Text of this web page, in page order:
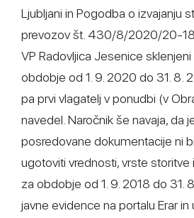
Ljubljani in Pogodba o izvajanju
prevozov št. 430/8/2020/20-
VP Radovljica Jesenice
obdobje od 1. 9. 2020 do 31. 8.
pa prvi vlagatelj v ponudbi (v
navedel. Naročnik še navaja, da
posredovane dokumentacije ni
ugotoviti vrednosti, vrste storitve
za obdobje od 1. 9. 2018 do 31.
javne evidence na portalu Erar in